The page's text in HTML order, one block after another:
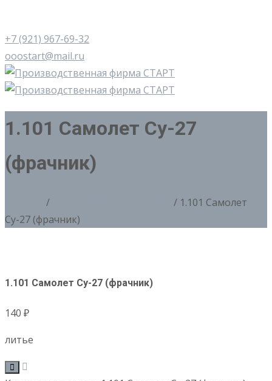
+7 (921) 967-69-32
ooostart@mail.ru
1.101 Самолет Су-27
(фрачник)
/
/ 1.101 Самолет
Су-27 (фрачник)
1.101 Самолет Су-27 (фрачник)
140 ₽
литье